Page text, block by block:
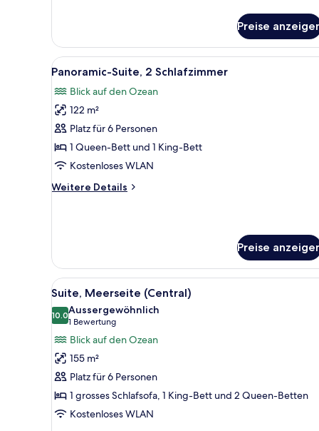
2 Queen-
Betten,
Meerseite
Preise
Alle
Fotos
für
Panoramic-
Suite,
2 Schlafzimmer
anzeigen
Ein modernes Hotelzimmer
16
Panoramic-Suite, 2 Schlafzimmer
Blick auf den Ozean
122 m²
Platz für 6 Personen
1 Queen-Bett und 1 King-Bett
Kostenloses WLAN
Weitere Details
Weitere
Preise
Alle
Fotos
für
Suite,
Meerseite
(Central)
anzeigen
11
Suite, Meerseite (Central)
10.010.0 von 10
Aussergewöhnlich
1 Bewertung
(1
Bewertung)
Blick auf den Ozean
155 m²
Platz für 6 Personen
1 grosses Schlafsofa, 1 King-Bett und 2 Queen-Betten
Kostenloses WLAN